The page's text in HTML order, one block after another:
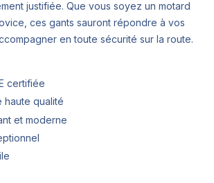
justifiée. Que vous soyez un motard
ces gants sauront répondre à vos
en toute sécurité sur la route.
certifiée
haute qualité
et moderne